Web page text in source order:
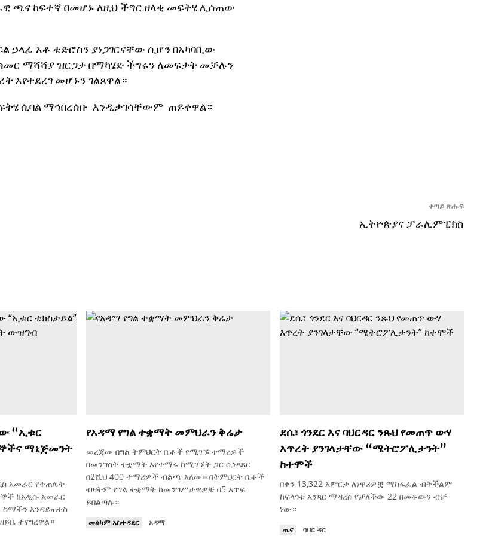
ጫና ከፍተኛ በመሆኑ ለዚህ ችግር ዘላቂ መፍትሄ ሊሰጠው
ኃላፊ አቶ ቴድሮስን ያነጋገርናቸው ሲሆን በአካባቢው
ማሻሻያ ዝርጋታ በማካሄድ ችግሩን ለመፍታት መቻሉን
እየተደረገ መሆኑን ገልጸዋል።
ሲባል ማኅበረሰቡ እንዲታገሳቸውም ጠይቀዋል።
ቀጣይ ጽሑፍ
ኢትዮጵያና ፓራሊምፒክስ
“ኢቱር
ማኔጅመንት
አመራር የቀጠሉት
ከአዲሱ አመራር
ስማችን እንዳይጠቀስ
ተናግረዋል።
የአዳማ የግል ተቋማት መምህራን ቅሬታ
መረጃው በግል ትምህርት ቤቶች የሚገኙ ተማሪዎች
በመንግስት ተቋማት እየተማሩ ከሚገኙት ጋር ሲነጻጸር
በ2ሺህ 400 ተማሪዎች ብልጫ አለው። በትምህርት ቤቶች
ብዛትም የግል ተቋማት ከመንግሥታዊዎቹ በ5 እጥፍ
ይበልጣሉ።
መልካም አስተዳደር አዳማ
ደሴ፣ ጎንደር እና ባህርዳር ንጹህ የመጠጥ ውሃ
እጥረት ያንገላታቸው “ሜትሮፖሊታንት”
ከተሞች
በቀን 13,322 አምርታ ለነዋሪዎቿ ማከፋፈል ብትችልም
ከፍላጎቱ አንጻር ማዳረስ የቻለችው 22 በመቶውን ብቻ
ነው።
ጤና ባህር ዳር